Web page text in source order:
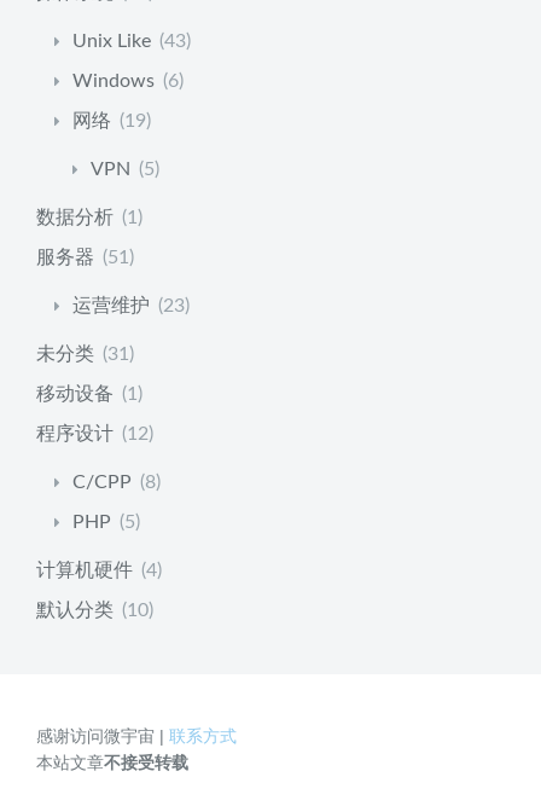
Unix Like (43)
Windows (6)
网络 (19)
VPN (5)
数据分析 (1)
服务器 (51)
运营维护 (23)
未分类 (31)
移动设备 (1)
程序设计 (12)
C/CPP (8)
PHP (5)
计算机硬件 (4)
默认分类 (10)
感谢访问微宇宙 | 联系方式
本站文章不接受转载